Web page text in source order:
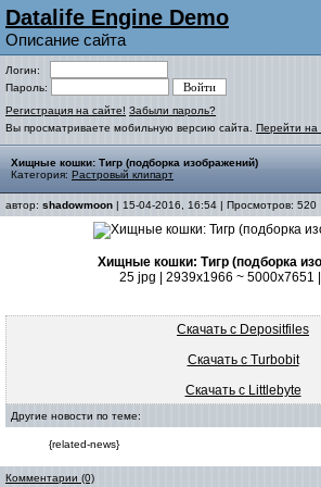
Datalife Engine Demo
Описание сайта
Логин:
Пароль:
Регистрация на сайте! Забыли пароль?
Вы просматриваете мобильную версию сайта. Перейти на
Хищные кошки: Тигр (подборка изображений)
Категория: Растровый клипарт
автор: shadowmoon | 15-04-2016, 16:54 | Просмотров: 520
Хищные кошки: Тигр (подборка
25 jpg | 2939x1966 ~ 5000x7651
Скачать с Depositfiles
Скачать с Turbobit
Скачать с Littlebyte
Другие новости по теме:
{related-news}
Комментарии (0)